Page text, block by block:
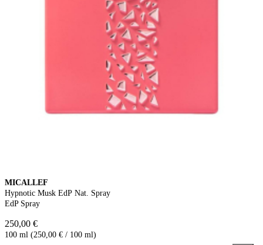
MICALLEF
Hypnotic Musk EdP Nat. Spray
EdP Spray
250,00 €
100 ml (250,00 € / 100 ml)